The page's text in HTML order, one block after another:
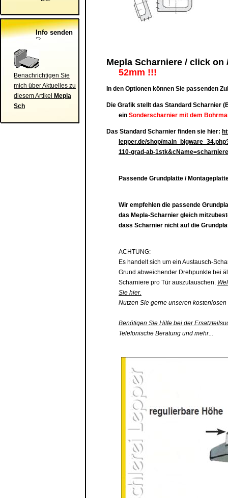
Info senden
Benachrichtigen Sie
mich über Aktuelles zu
diesem Artikel
Mepla
Sch
Mepla Scharniere / click on
52mm !!!
In den Optionen können Sie passenden
Die Grafik stellt das Standard Scharnier
ein Sonderscharnier mit dem
Das Standard Scharnier finden sie hier:
lepper.de/shop/
110-grad-ab-1stk&cName=scharniere
Passende Grundplatte /
Wir empfehlen die passende
das Mepla-Scharnier gleich
dass Scharnier nicht auf die
ACHTUNG:
Es handelt sich um ein Austausch-
Grund abweichender Drehpunkte bei
Scharniere pro Tür auszutauschen.
Sie hier.
Nutzen Sie gerne unseren
Benötigen Sie Hilfe bei der
Telefonische Beratung und mehr...